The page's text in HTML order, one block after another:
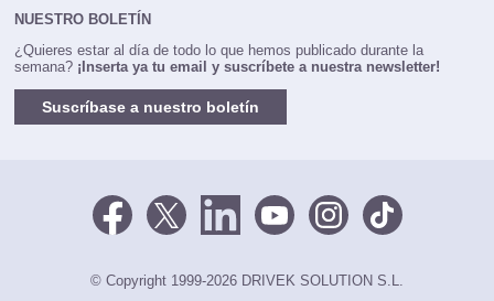
NUESTRO BOLETÍN
¿Quieres estar al día de todo lo que hemos publicado durante la
semana? ¡Inserta ya tu email y suscríbete a nuestra newsletter!
Suscríbase a nuestro boletín
© Copyright 1999-2026 DRIVEK SOLUTION S.L.